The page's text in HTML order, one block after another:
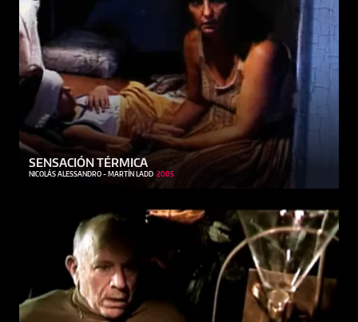
SENSACIÓN TÉRMICA
NICOLÁS ALESSANDRO - MARTÍN LADD 2005